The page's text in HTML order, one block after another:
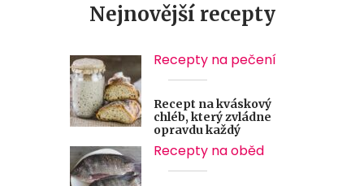
Nejnovější recepty
Recepty na pečení
Recept na kváskový
chléb, který zvládne
opravdu každý
Recepty na oběd